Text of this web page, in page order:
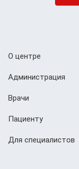
О центре
Администрация
Врачи
Пациенту
Для специалистов